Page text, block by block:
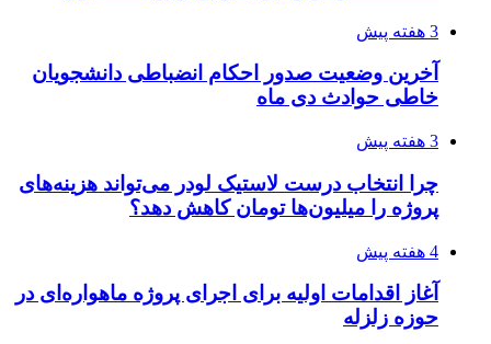
3 هفته پیش
آخرین وضعیت صدور احکام انضباطی دانشجویان
خاطی حوادث دی ماه
3 هفته پیش
چرا انتخاب درست لاستیک لودر می‌تواند هزینه‌های
پروژه را میلیون‌ها تومان کاهش دهد؟
4 هفته پیش
آغاز اقدامات اولیه برای اجرای پروژه ماهواره‌ای در
حوزه زلزله